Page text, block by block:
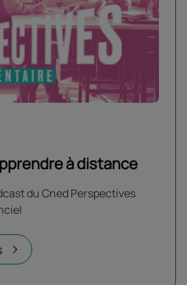
à distance
du Cned Perspectives